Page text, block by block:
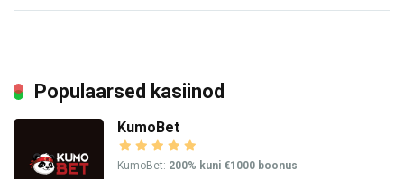
Populaarsed kasiinod
KumoBet
KumoBet: 200% kuni €1000 boonus